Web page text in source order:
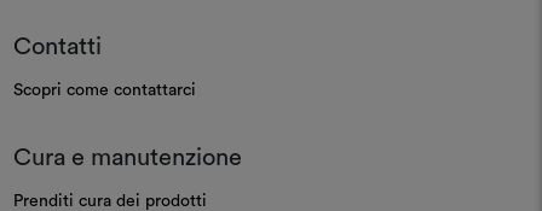
Contatti
Scopri come contattarci
Cura e manutenzione
Prenditi cura dei prodotti